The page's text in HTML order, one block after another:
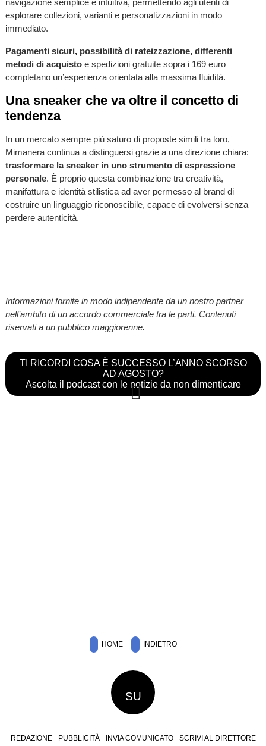
navigazione semplice e intuitiva, permettendo agli utenti di
esplorare collezioni, varianti e personalizzazioni in modo
immediato.
Pagamenti sicuri, possibilità di rateizzazione, differenti
metodi di acquistoe spedizioni gratuite sopra i 169 euro
completano un’esperienza orientata alla massima fluidità.
Una sneaker che va oltre il concetto di
tendenza
In un mercato sempre più saturo di proposte simili tra loro,
Mimanera continua a distinguersi grazie a una direzione chiara:
trasformare la sneaker in uno strumento di espressione
personale. È proprio questa combinazione tra creatività,
manifattura e identità stilistica ad aver permesso al brand di
costruire un linguaggio riconoscibile, capace di evolversi senza
perdere autenticità.
Informazioni fornite in modo indipendente da un nostro partner
nell’ambito di un accordo commerciale tra le parti. Contenuti
riservati a un pubblico maggiorenne.
TI RICORDI COSA È SUCCESSO L’ANNO SCORSO
AD AGOSTO?
Ascolta il podcast con le notizie da non dimenticare
HOME INDIETRO
SU
REDAZIONE PUBBLICITÀ INVIA COMUNICATO SCRIVI AL DIRETTORE